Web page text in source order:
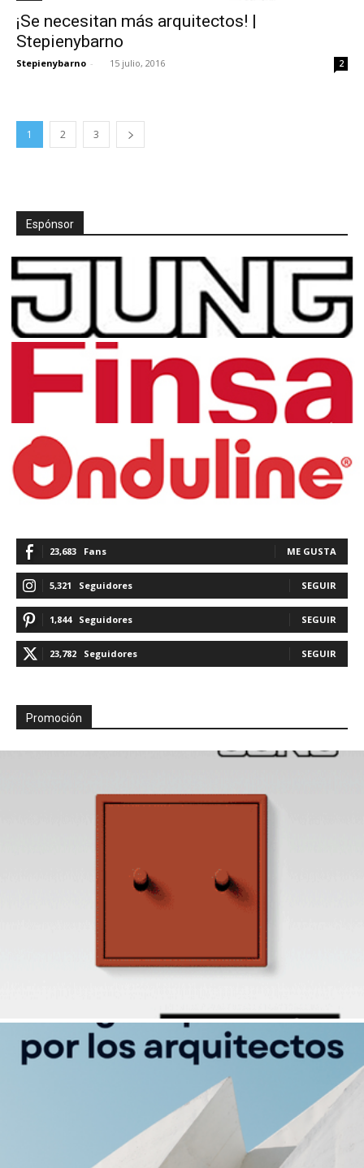
¡Se necesitan más arquitectos! |
Stepienybarno
Stepienybarno - 15 julio, 2016 2
1 2 3
Espónsor
23,683 Fans ME GUSTA
5,321 Seguidores SEGUIR
1,844 Seguidores SEGUIR
23,782 Seguidores SEGUIR
Promoción